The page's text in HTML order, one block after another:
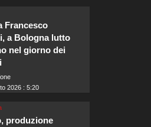
Francesco
a Bologna lutto
nel giorno dei
2026 : 5:20
produzione